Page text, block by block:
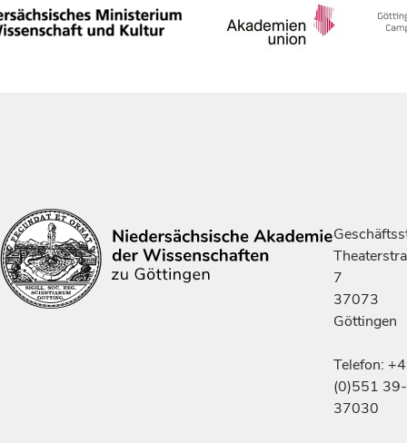
7
37073
Göttingen
Telefon:
(0)551 39-
37030